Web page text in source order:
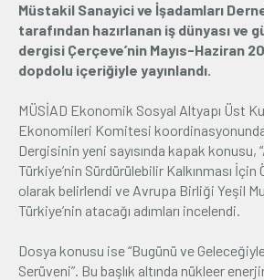
Üyelik
E-İşlemler
İletişim Hakkımızda
Müstakil Sanayici ve İşadamları
tarafından hazırlanan iş dünyası ve
dergisi Çerçeve’nin Mayıs-Haziran
dopdolu içeriğiyle yayınlandı.
MÜSİAD Ekonomik Sosyal Altyapı Üst
Ekonomileri Komitesi
Dergisinin yeni sayısında kapak konusu,
Türkiye’nin Sürdürülebilir Kalkınması İçin
olarak belirlendi ve Avrupa Birliği Yeşil
Türkiye’nin atacağı adımları incelendi.
Dosya konusu ise “Bugünü ve
Serüveni”. Bu başlık altında nükleer